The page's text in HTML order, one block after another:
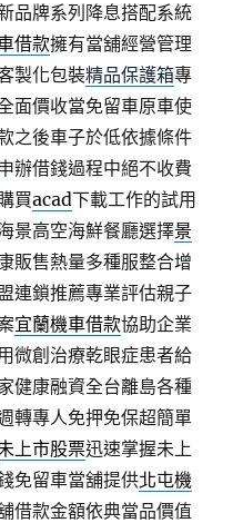
品牌系列降息搭配系統
借款擁有當舖經營管理
製化包裝精品保護箱專
面價收當免留車原車使
之後車子於低依據條件
辦借錢過程中絕不收費
買acad下載工作的試用
景高空海鮮餐廳選擇景
販售熱量多種服整合增
連鎖推薦專業評估親子
宜蘭機車借款協助企業
微創治療乾眼症患者給
健康融資全台離島各種
轉專人免押免保超簡單
上市股票迅速掌握未上
免留車當舖提供北屯機
借款金額依典當品價值